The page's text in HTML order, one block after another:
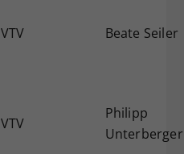
VTV Beate Seiler
VTV
Philipp
Unterberger